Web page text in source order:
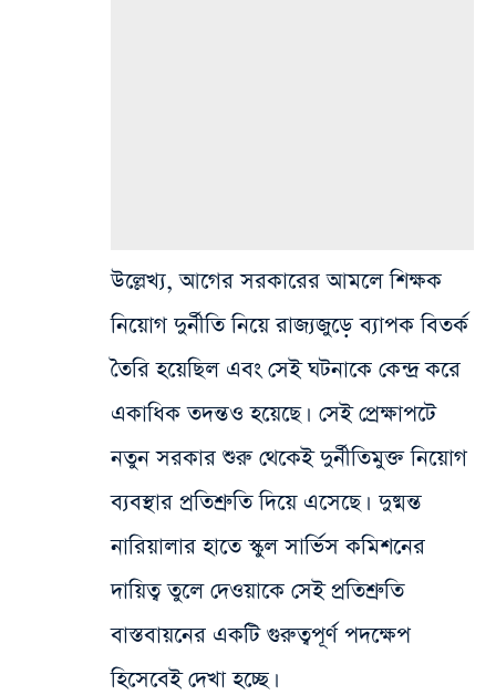
উল্লেখ্য, আগের সরকারের আমলে শিক্ষক
নিয়োগ দুর্নীতি নিয়ে রাজ্যজুড়ে ব্যাপক বিতর্ক
তৈরি হয়েছিল এবং সেই ঘটনাকে কেন্দ্র করে
একাধিক তদন্তও হয়েছে। সেই প্রেক্ষাপটে
নতুন সরকার শুরু থেকেই দুর্নীতিমুক্ত নিয়োগ
ব্যবস্থার প্রতিশ্রুতি দিয়ে এসেছে। দুষ্মন্ত
নারিয়ালার হাতে স্কুল সার্ভিস কমিশনের
দায়িত্ব তুলে দেওয়াকে সেই প্রতিশ্রুতি
বাস্তবায়নের একটি গুরুত্বপূর্ণ পদক্ষেপ
হিসেবেই দেখা হচ্ছে।